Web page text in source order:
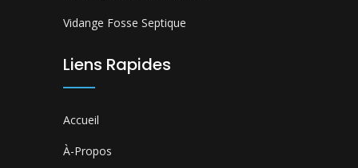
Vidange Fosse Septique
Liens Rapides
Accueil
À-Propos